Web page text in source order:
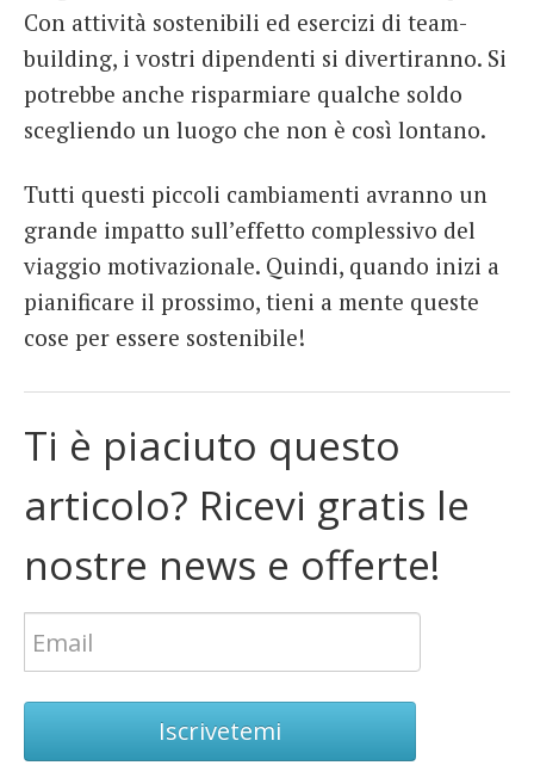
Con attività sostenibili ed esercizi di team-
building, i vostri dipendenti si divertiranno. Si
potrebbe anche risparmiare qualche soldo
scegliendo un luogo che non è così lontano.
Tutti questi piccoli cambiamenti avranno un
grande impatto sull’effetto complessivo del
viaggio motivazionale. Quindi, quando inizi a
pianificare il prossimo, tieni a mente queste
cose per essere sostenibile!
Ti è piaciuto questo
articolo? Ricevi gratis le
nostre news e offerte!
Iscrivetemi